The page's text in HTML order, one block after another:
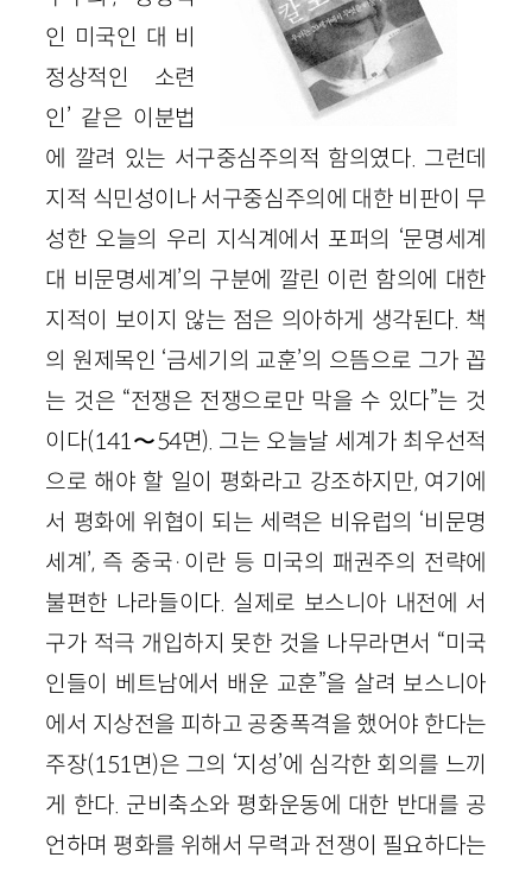
인 미국인 대 비
정상적인 소련
인’ 같은 이분법
에 깔려 있는 서구중심주의적 함의였다. 그런데
지적 식민성이나 서구중심주의에 대한 비판이 무
성한 오늘의 우리 지식계에서 포퍼의 ‘문명세계
대 비문명세계’의 구분에 깔린 이런 함의에 대한
지적이 보이지 않는 점은 의아하게 생각된다. 책
의 원제목인 ‘금세기의 교훈’의 으뜸으로 그가 꼽
는 것은 “전쟁은 전쟁으로만 막을 수 있다”는 것
이다(141〜54면). 그는 오늘날 세계가 최우선적
으로 해야 할 일이 평화라고 강조하지만, 여기에
서 평화에 위협이 되는 세력은 비유럽의 ‘비문명
세계’, 즉 중국·이란 등 미국의 패권주의 전략에
불편한 나라들이다. 실제로 보스니아 내전에 서
구가 적극 개입하지 못한 것을 나무라면서 “미국
인들이 베트남에서 배운 교훈”을 살려 보스니아
에서 지상전을 피하고 공중폭격을 했어야 한다는
주장(151면)은 그의 ‘지성’에 심각한 회의를 느끼
게 한다. 군비축소와 평화운동에 대한 반대를 공
언하며 평화를 위해서 무력과 전쟁이 필요하다는